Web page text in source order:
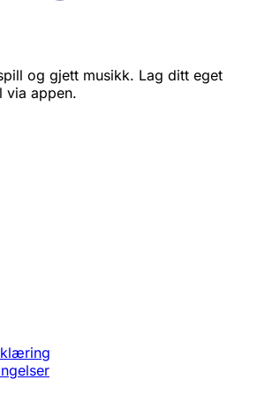
og gjett musikk. Lag ditt eget
via appen.